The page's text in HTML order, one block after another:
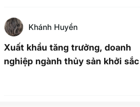
Khánh Huyền
Xuất khẩu tăng trưởng, doanh
nghiệp ngành thủy sản khởi sắc